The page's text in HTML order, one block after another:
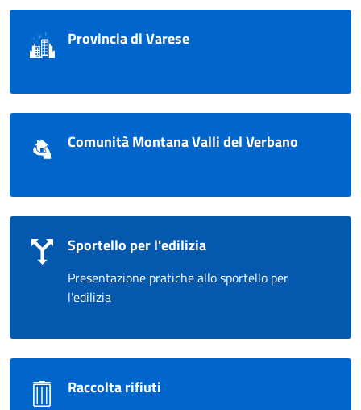
Provincia di Varese
Comunità Montana Valli del Verbano
Sportello per l'edilizia
Presentazione pratiche allo sportello per
l'edilizia
Raccolta rifiuti